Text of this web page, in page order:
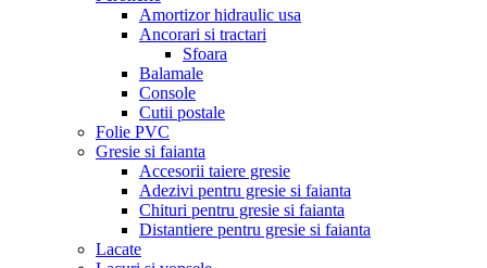
Amortizor hidraulic usa
Ancorari si tractari
Sfoara
Balamale
Console
Cutii postale
Folie PVC
Gresie si faianta
Accesorii taiere gresie
Adezivi pentru gresie si faianta
Chituri pentru gresie si faianta
Distantiere pentru gresie si faianta
Lacate